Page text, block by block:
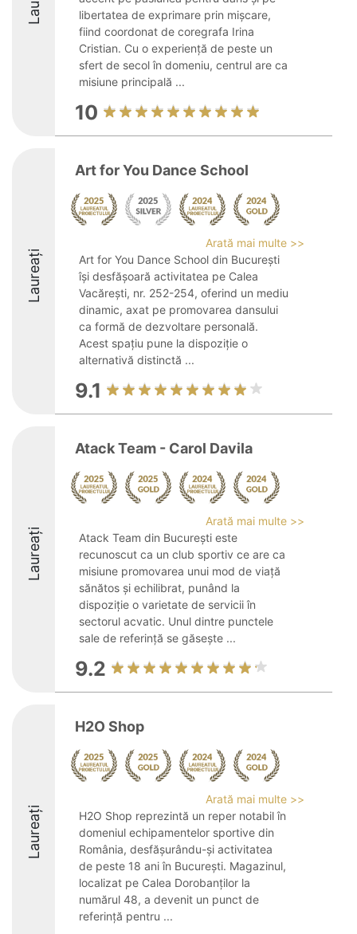
libertatea de exprimare prin mișcare,
fiind coordonat de coregrafa Irina
Cristian. Cu o experiență de peste un
sfert de secol în domeniu, centrul are ca
misiune principală ...
10
Laureați
Art for You Dance School
Arată mai multe >>
Art for You Dance School din București
își desfășoară activitatea pe Calea
Vacărești, nr. 252-254, oferind un mediu
dinamic, axat pe promovarea dansului
ca formă de dezvoltare personală.
Acest spațiu pune la dispoziție o
alternativă distinctă ...
9.1
Laureați
Atack Team - Carol Davila
Arată mai multe >>
Atack Team din București este
recunoscut ca un club sportiv ce are ca
misiune promovarea unui mod de viață
sănătos și echilibrat, punând la
dispoziție o varietate de servicii în
sectorul acvatic. Unul dintre punctele
sale de referință se găsește ...
9.2
Laureați
H2O Shop
Arată mai multe >>
H2O Shop reprezintă un reper notabil în
domeniul echipamentelor sportive din
România, desfășurându-și activitatea
de peste 18 ani în București. Magazinul,
localizat pe Calea Dorobanților la
numărul 48, a devenit un punct de
referință pentru ...